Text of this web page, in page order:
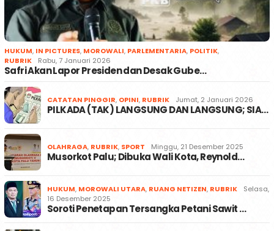
HUKUM, IN PICTURES, MOROWALI, PARLEMENTARIA, POLITIK,
RUBRIK
Rabu, 7 Januari 2026
Safri Akan Lapor Presiden dan Desak Gube…
CATATAN PINGGIR, OPINI, RUBRIK Jumat, 2 Januari 2026
PILKADA (TAK) LANGSUNG DAN LANGSUNG; SIA…
OLAHRAGA, RUBRIK, SPORT Minggu, 21 Desember 2025
Musorkot Palu; Dibuka Wali Kota, Reynold…
HUKUM, MOROWALI UTARA, RUANG NETIZEN, RUBRIK
Selasa,
16 Desember 2025
Soroti Penetapan Tersangka Petani Sawit …